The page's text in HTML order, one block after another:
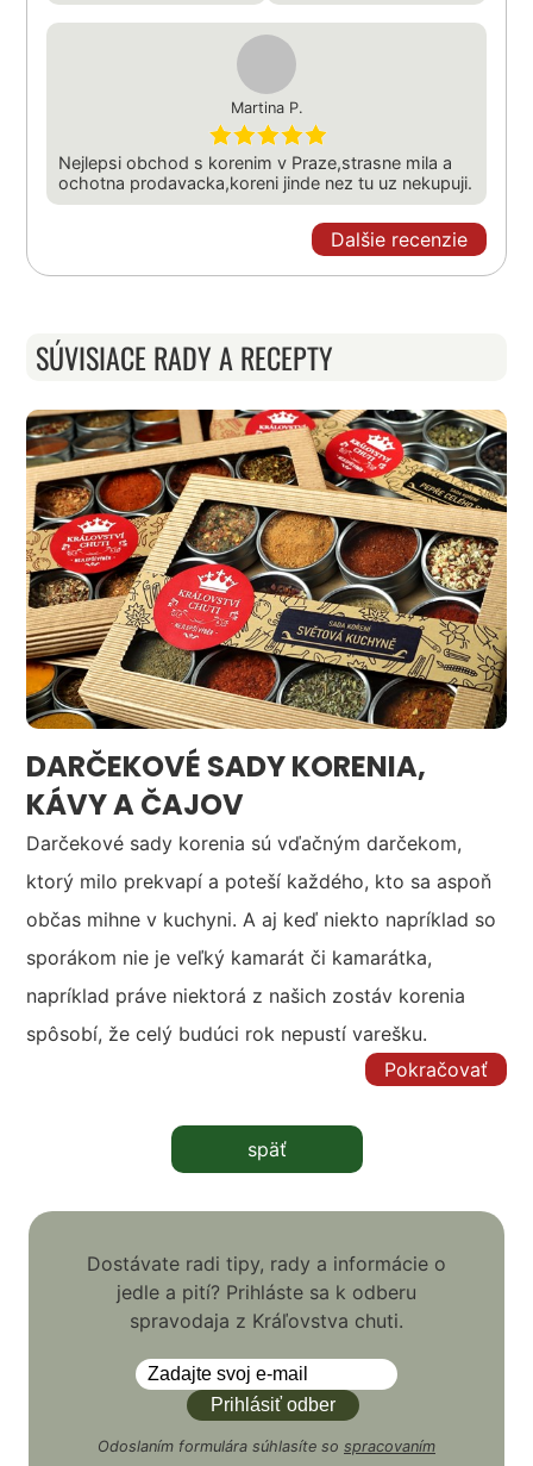
Martina P.
Nejlepsi obchod s korenim v Praze,strasne mila a
ochotna prodavacka,koreni jinde nez tu uz nekupuji.
Dalšie recenzie
SÚVISIACE RADY A RECEPTY
DARČEKOVÉ SADY KORENIA,
KÁVY A ČAJOV
Darčekové sady korenia sú vďačným darčekom,
ktorý milo prekvapí a poteší každého, kto sa aspoň
občas mihne v kuchyni. A aj keď niekto napríklad so
sporákom nie je veľký kamarát či kamarátka,
napríklad práve niektorá z našich zostáv korenia
spôsobí, že celý budúci rok nepustí varešku.
Pokračovať
späť
Dostávate radi tipy, rady a informácie o
jedle a pití? Prihláste sa k odberu
spravodaja z Kráľovstva chuti.
Odoslaním formulára súhlasíte so spracovaním